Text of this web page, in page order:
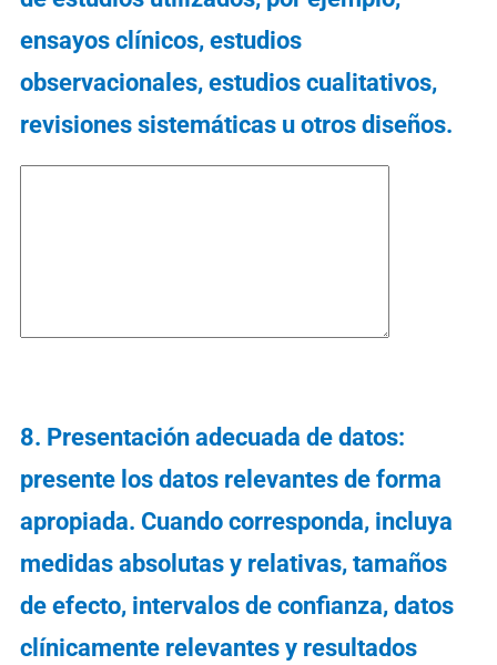
ensayos clínicos, estudios
observacionales, estudios cualitativos,
revisiones sistemáticas u otros diseños.
8. Presentación adecuada de datos:
presente los datos relevantes de forma
apropiada. Cuando corresponda, incluya
medidas absolutas y relativas, tamaños
de efecto, intervalos de confianza, datos
clínicamente relevantes y resultados